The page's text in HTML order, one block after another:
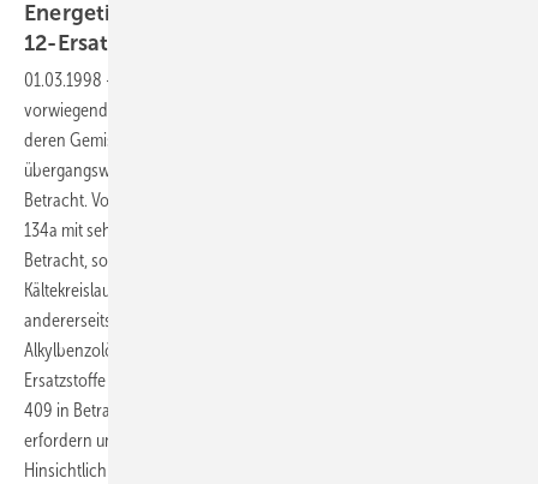
Energetische und ökologische Vorteile von R
12-Ersatzstoffen
01.03.1998 -
vorwiegend Derivate der halogenierten Wasserstoffe H-FKW und
deren Gemische mit einem Ozonabbaupotential (ODP) von Null sowie
übergangsweise auch H-FCKW-Gemische mit relativ kleinem ODP in
Betracht. Von den reinen H-FKW kommt besonders das Kältemittel R
134a mit sehr ähnlichen thermophysikalischen Eigenschaften in
Betracht, so daß man die einzelnen Bestandteile des bestehenden
Kältekreislaufes nicht zu ändern oder zu bearbeiten braucht;
andererseits ist ein Austausch des Mineralöls gegen Ester- oder
Alkylbenzolöle notwendig. Von den H-FCKW-Gemischen kommen als
Ersatzstoffe besonders die ternären Gemische R 401A, R 401B und R
409 in Betracht, die keinen Austausch des eingesetzten Mineralöls
erfordern und als Drop-In-Kältemittel verwendet werden können.
Hinsichtlich der kommerziellen und preislichen Zugänglichkeit sowie